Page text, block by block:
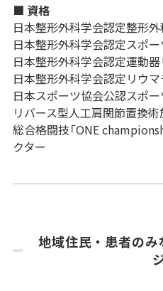
■ 資格
日本整形外科学会認定整形
日本整形外科学会認定スポー
日本整形外科学会認定運動
日本整形外科学会認定リウマ
日本スポーツ協会公認スポ
リバース型人工肩関節置換術
総合格闘技「ONE
クター
地域住民・患者の